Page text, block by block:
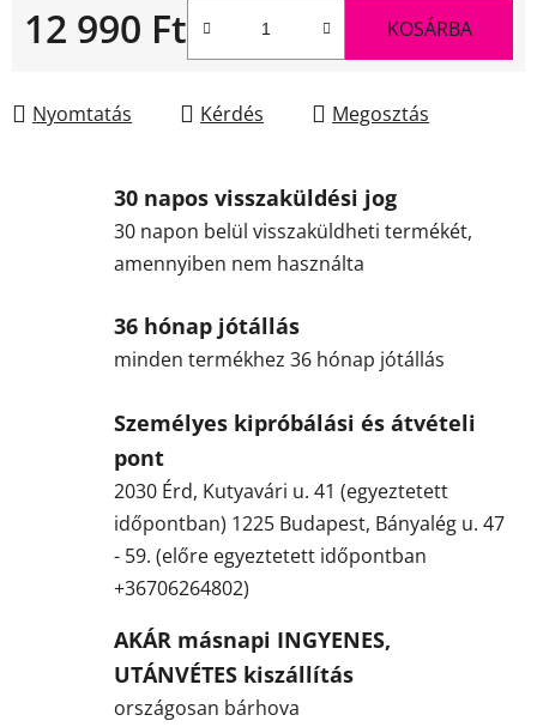
12 990 Ft KOSÁRBA
Nyomtatás Kérdés Megosztás
30 napos visszaküldési jog
30 napon belül visszaküldheti termékét,
amennyiben nem használta
36 hónap jótállás
minden termékhez 36 hónap jótállás
Személyes kipróbálási és átvételi
pont
2030 Érd, Kutyavári u. 41 (egyeztetett
időpontban) 1225 Budapest, Bányalég u. 47
- 59. (előre egyeztetett időpontban
+36706264802)
AKÁR másnapi INGYENES,
UTÁNVÉTES kiszállítás
országosan bárhova